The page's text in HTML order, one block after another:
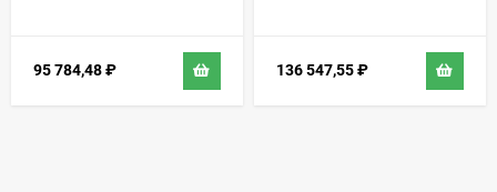
95 784,48₽ 136 547,55₽